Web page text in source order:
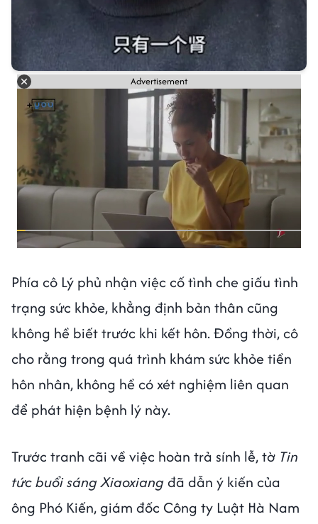
Advertisement
Phía cô Lý phủ nhận việc cố tình che giấu tình
trạng sức khỏe, khẳng định bản thân cũng
không hề biết trước khi kết hôn. Đồng thời, cô
cho rằng trong quá trình khám sức khỏe tiền
hôn nhân, không hề có xét nghiệm liên quan
để phát hiện bệnh lý này.
Trước tranh cãi về việc hoàn trả sính lễ, tờ Tin
tức buổi sáng Xiaoxiangđã dẫn ý kiến của
ông Phó Kiến, giám đốc Công ty Luật Hà Nam